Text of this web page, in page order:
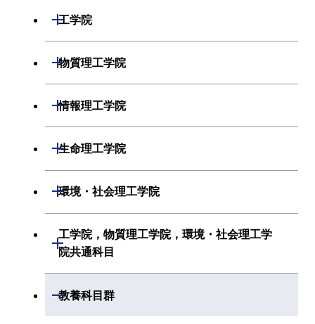
化学系
初年次専門科目
創造プロセス科目
共通専門科目
工学院
開閉
機械系
電気電子系
経営工学系
初年次専門科目
創造プロセス科目
物質理工学院
開閉
材料系
初年次専門科目
共通専門科目
情報理工学院
開閉
数理・計算科学系
初年次専門科目
創造プロセス科目
共通専門科目
生命理工学院
開閉
生命理工学系
創造プロセス科目
共通専門科目
環境・社会理工学院
開閉
建築学系
融合理工学系
工学院，物質理工学院，環境・社会理工学
院共通科目
開閉
工学院，物質理工学院，環境・社会
教養科目群
開閉